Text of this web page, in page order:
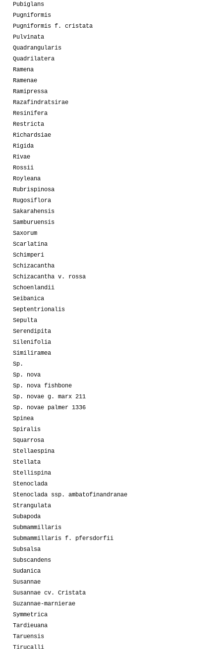
Pubiglans
Pugniformis
Pugniformis f. cristata
Pulvinata
Quadrangularis
Quadrilatera
Ramena
Ramenae
Ramipressa
Razafindratsirae
Resinifera
Restricta
Richardsiae
Rigida
Rivae
Rossii
Royleana
Rubrispinosa
Rugosiflora
Sakarahensis
Samburuensis
Saxorum
Scarlatina
Schimperi
Schizacantha
Schizacantha v. rossa
Schoenlandii
Seibanica
Septentrionalis
Sepulta
Serendipita
Silenifolia
Similiramea
Sp.
Sp. nova
Sp. nova fishbone
Sp. novae g. marx 211
Sp. novae palmer 1336
Spinea
Spiralis
Squarrosa
Stellaespina
Stellata
Stellispina
Stenoclada
Stenoclada ssp. ambatofinandranae
Strangulata
Subapoda
Submammillaris
Submammillaris f. pfersdorfii
Subsalsa
Subscandens
Sudanica
Susannae
Susannae cv. Cristata
Suzannae-marnierae
Symmetrica
Tardieuana
Taruensis
Tirucalli